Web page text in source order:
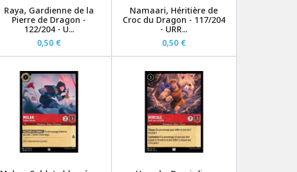
Raya, Gardienne de la
Pierre de Dragon -
122/204 - U...
0,50 €
Namaari, Héritière de
Croc du Dragon - 117/204
- URR...
0,50 €